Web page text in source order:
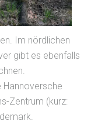
Im nördlichen
gibt es ebenfalls
Hannoversche
Zentrum (kurz: